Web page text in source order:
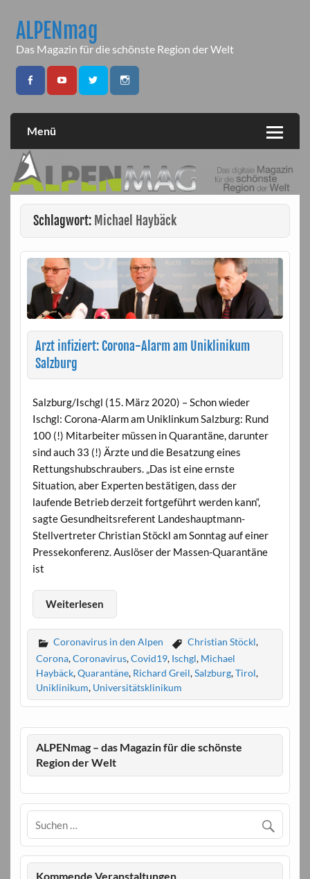
contentALPENmag
Das Magazin für die schönste Region der Welt
Menü
Schlagwort: Michael Haybäck
Arzt infiziert: Corona-Alarm am Uniklinikum
Salzburg
Salzburg/Ischgl (15. März 2020) – Schon wieder
Ischgl: Corona-Alarm am Uniklinkum Salzburg: Rund
100 (!) Mitarbeiter müssen in Quarantäne, darunter
sind auch 33 (!) Ärzte und die Besatzung eines
Rettungshubschraubers. „Das ist eine ernste
Situation, aber Experten bestätigen, dass der
laufende Betrieb derzeit fortgeführt werden kann“,
sagte Gesundheitsreferent Landeshauptmann-
Stellvertreter Christian Stöckl am Sonntag auf einer
Pressekonferenz. Auslöser der Massen-Quarantäne
ist
Weiterlesen
Coronavirus in den Alpen Christian Stöckl,
Corona,Coronavirus,Covid19, Ischgl, Michael
Haybäck,Quarantäne, Richard Greil,Salzburg,Tirol,
Uniklinikum, Universitätsklinikum
ALPENmag – das Magazin für die schönste
Region der Welt
Kommende Veranstaltungen